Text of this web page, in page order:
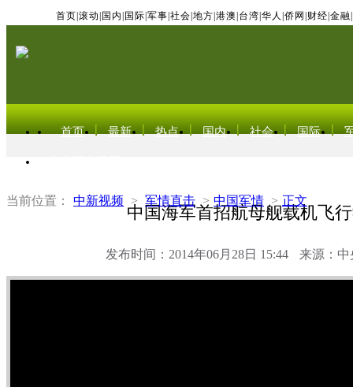
首页 滚动 国内 国际 军事 社会 地方 港澳 台湾 华人 侨网 财经 金融
首页 最新 热点 国内 社会 国际
当前位置： 中新视频 > 军情直击 > 中国军情 > 正文
中国海军首招航母舰载机飞
发布时间：2014年06月28日 15:44 来源：中